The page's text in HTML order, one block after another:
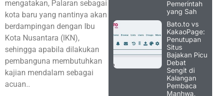
mengatakan, Palaran sebagai
kota baru yang nantinya akan
berdampingan dengan Ibu
Kota Nusantara (IKN),
sehingga apabila dilakukan
pembanguna membutuhkan
kajian mendalam sebagai
acuan..
Pemerintah
yang Sah
Bato.to vs
KakaoPage:
Penutupan
Situs
Bajakan Picu
Debat
Sengit di
Kalangan
Pembaca
Manhwa,